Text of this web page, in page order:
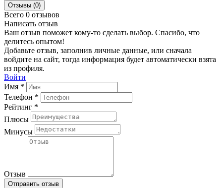
Отзывы (0)
Всего 0 отзывов
Написать отзыв
Ваш отзыв поможет кому-то сделать выбор. Спасибо, что
делитесь опытом!
Добавьте отзыв, заполнив личные данные, или сначала
войдите на сайт, тогда информация будет автоматически взята
из профиля.
Войти
Имя *
Телефон *
Рейтинг *
Плюсы
Минусы
Отзыв
Отправить отзыв